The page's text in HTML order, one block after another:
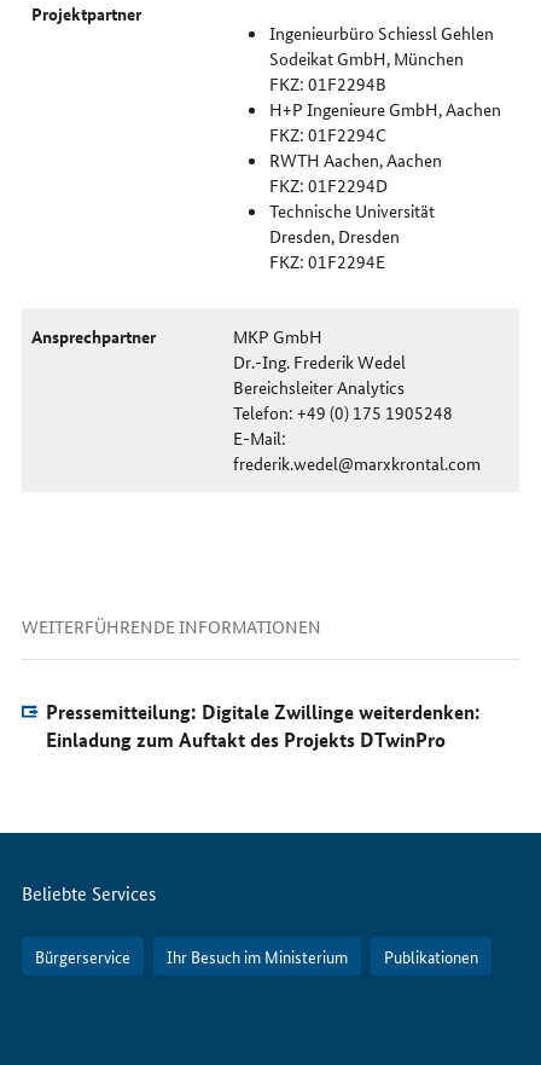
Projektpartner
Ingenieurbüro Schiessl Gehlen
Sodeikat GmbH, München
FKZ: 01F2294B
H+P Ingenieure GmbH, Aachen
FKZ: 01F2294C
RWTH Aachen, Aachen
FKZ: 01F2294D
Technische Universität
Dresden, Dresden
FKZ: 01F2294E
Ansprechpartner
MKP GmbH
Dr.-Ing. Frederik Wedel
Bereichsleiter Analytics
Telefon: +49 (0) 175 1905248
E-Mail:
frederik.wedel@marxkrontal.com
WEITERFÜHRENDE INFORMATIONEN
Pressemitteilung: Digitale Zwillinge weiterdenken:
Einladung zum Auftakt des Projekts DTwinPro
Servicemenü
Beliebte Services
Bürgerservice Ihr Besuch im Ministerium Publikationen